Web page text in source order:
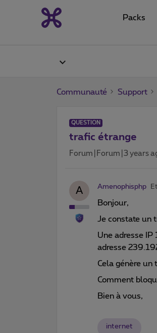
Packs
Communauté Support
QUESTION
trafic étrange
Forum|Forum|3 years
A Amenophisphp
Bonjour,
Je constate un
Une adresse
adresse
Cela génère un
Comment
Bien à vous,
internet